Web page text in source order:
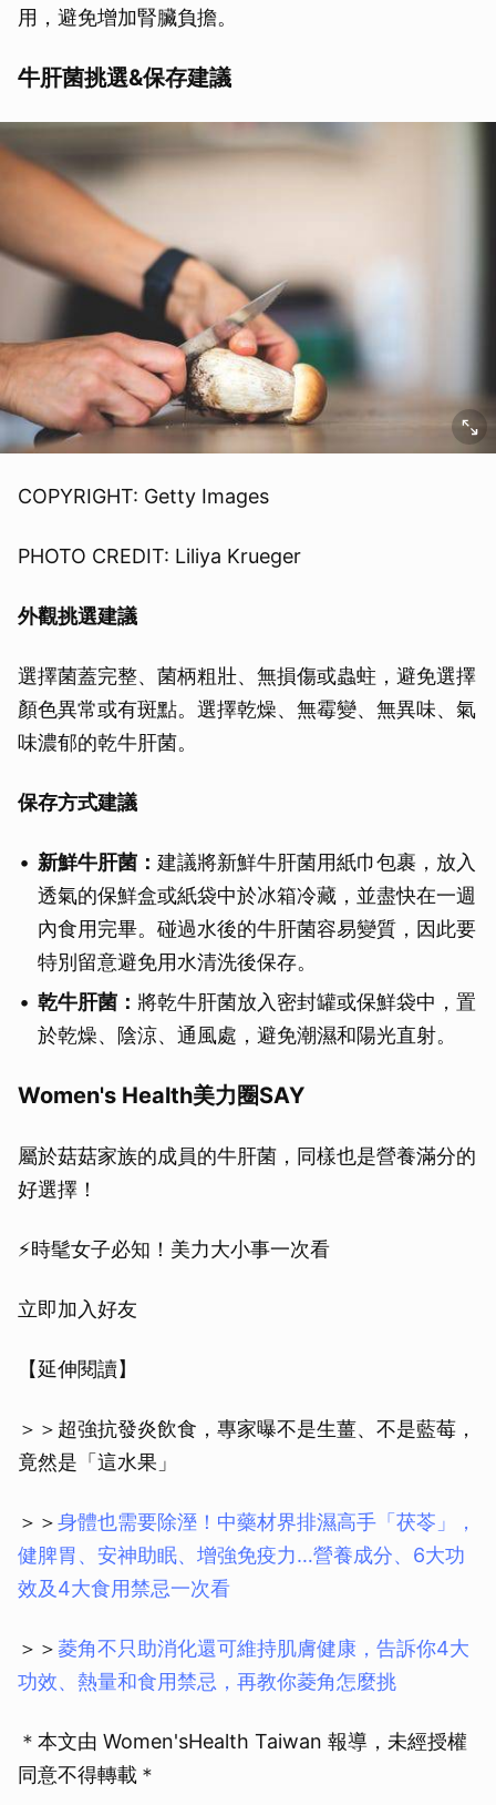
用，避免增加腎臟負擔。
牛肝菌挑選&保存建議
COPYRIGHT: Getty Images
PHOTO CREDIT: Liliya Krueger
外觀挑選建議
選擇菌蓋完整、菌柄粗壯、無損傷或蟲蛀，避免選擇
顏色異常或有斑點。選擇乾燥、無霉變、無異味、氣
味濃郁的乾牛肝菌。
保存方式建議
新鮮牛肝菌： 建議將新鮮牛肝菌用紙巾包裹，放入
透氣的保鮮盒或紙袋中於冰箱冷藏，並盡快在一週
內食用完畢。碰過水後的牛肝菌容易變質，因此要
特別留意避免用水清洗後保存。
乾牛肝菌： 將乾牛肝菌放入密封罐或保鮮袋中，置
於乾燥、陰涼、通風處，避免潮濕和陽光直射。
Women's Health美力圈SAY
屬於菇菇家族的成員的牛肝菌，同樣也是營養滿分的
好選擇！
⚡️時髦女子必知！美力大小事一次看
立即加入好友
【延伸閱讀】
＞＞超強抗發炎飲食，專家曝不是生薑、不是藍莓，
竟然是「這水果」
＞＞身體也需要除溼！中藥材界排濕高手「茯苓」，
健脾胃、安神助眠、增強免疫力…營養成分、6大功
效及4大食用禁忌一次看
＞＞ 菱角不只助消化還可維持肌膚健康，告訴你4大
功效、熱量和食用禁忌，再教你菱角怎麼挑
＊本文由 Women'sHealth Taiwan 報導，未經授權
同意不得轉載＊